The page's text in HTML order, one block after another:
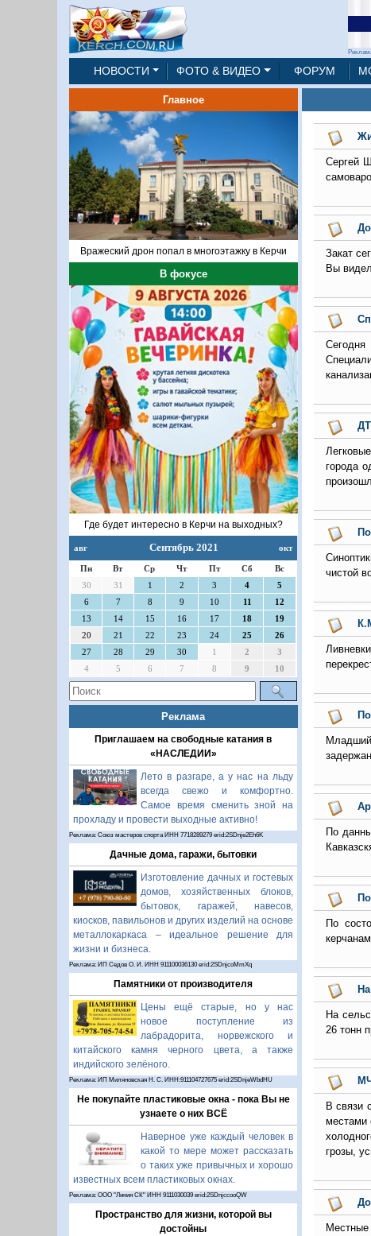
НОВОСТИ ФОТО & ВИДЕО ФОРУМ
Главное
Вражеский дрон попал в многоэтажку в Керчи
В фокусе
Где будет интересно в Керчи на выходных?
авг Сентябрь 2021 окт
Пн Вт Ср Чт Пт Сб
Вс
30
31 1 2 3 4
5
6
7 8 9 10 11
12
13
14 15 16 17 18
19
20
21 22 23 24 25
26
27
28 29 30 1 2
3
4
5 6 7 8 9 10
Реклама
Приглашаем на свободные катания в
«НАСЛЕДИИ»
Лето в разгаре, а у нас на льду
всегда свежо и комфортно.
Самое время сменить зной на
прохладу и провести выходные активно!
Реклама: Союз мастеров спорта ИНН 7718289279 erid:2SDnje2Eh6K
Дачные дома, гаражи, бытовки
Изготовление дачных и гостевых
домов, хозяйственных блоков,
бытовок, гаражей, навесов,
киосков, павильонов и других изделий на основе
металлокаркаса – идеальное решение для
жизни и бизнеса.
Реклама: ИП Седов О. И. ИНН 911100036130 erid:2SDnjcoMmXq
Памятники от производителя
Цены ещё старые, но у нас
новое поступление из
лабрадорита, норвежского и
китайского камня черного цвета, а также
индийского зелёного.
Реклама: ИП Миляновская Н. С. ИНН:911104727675 erid:2SDnjeWbdHU
Не покупайте пластиковые окна - пока Вы не
узнаете о них ВСЁ
Наверное уже каждый человек в
какой то мере может рассказать
о таких уже привычных и хорошо
известных всем пластиковых окнах.
Реклама: ООО "Линия СК" ИНН 9111030039 erid:2SDnjccooQW
Пространство для жизни, которой вы
достойны
Сергей
Закат
Вы
города
чистой
По
По
На
26 тонн
В связи
местами
грозы,
Местные